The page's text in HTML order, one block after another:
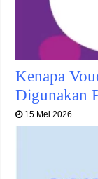
Kenapa
Digunakan
15 Mei 2026